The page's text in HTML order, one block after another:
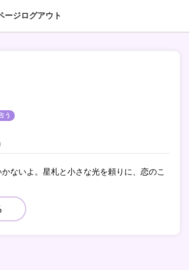
ージログアウト
う
ないよ。星札と小さな光を頼りに、恋のこ